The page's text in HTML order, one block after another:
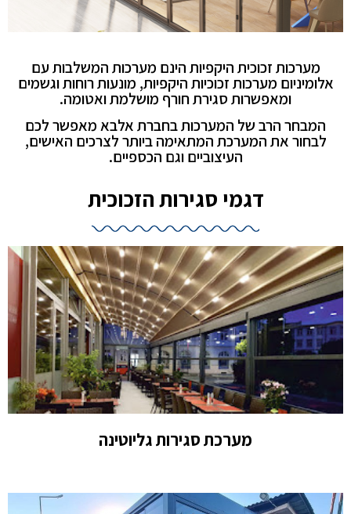
מערכות זכוכית היקפיות הינם מערכות המשלבות עם
אלומיניום מערכות זכוכיות היקפיות, מונעות רוחות וגשמים
ומאפשרות סגירת חורף מושלמת ואטומה.
המבחר הרב של המערכות בחברת אלבא מאפשר לכם
לבחור את המערכת המתאימה ביותר לצרכים האישים,
העיצוביים וגם הכספיים.
דגמי סגירות הזכוכית
מערכת סגירות גליוטינה